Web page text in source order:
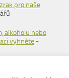
pro naše
alkoholu nebo
vyhněte-